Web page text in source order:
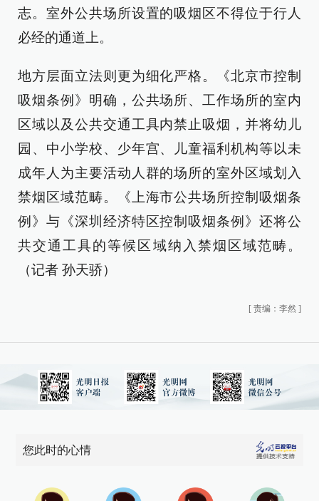
志。室外公共场所设置的吸烟区不得位于行人
必经的通道上。
地方层面立法则更为细化严格。《北京市控制
吸烟条例》明确，公共场所、工作场所的室内
区域以及公共交通工具内禁止吸烟，并将幼儿
园、中小学校、少年宫、儿童福利机构等以未
成年人为主要活动人群的场所的室外区域划入
禁烟区域范畴。《上海市公共场所控制吸烟条
例》与《深圳经济特区控制吸烟条例》还将公
共交通工具的等候区域纳入禁烟区域范畴。
（记者 孙天骄）
[ 责编：李然 ]
您此时的心情